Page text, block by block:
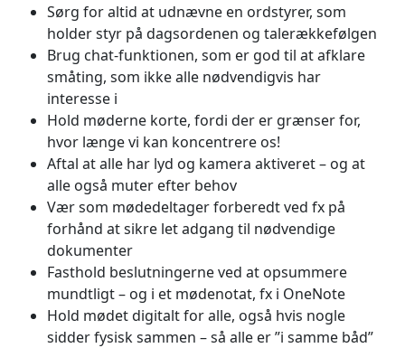
Sørg for altid at udnævne en ordstyrer, som
holder styr på dagsordenen og talerækkefølgen
Brug chat-funktionen, som er god til at afklare
småting, som ikke alle nødvendigvis har
interesse i
Hold møderne korte, fordi der er grænser for,
hvor længe vi kan koncentrere os!
Aftal at alle har lyd og kamera aktiveret – og at
alle også muter efter behov
Vær som mødedeltager forberedt ved fx på
forhånd at sikre let adgang til nødvendige
dokumenter
Fasthold beslutningerne ved at opsummere
mundtligt – og i et mødenotat, fx i OneNote
Hold mødet digitalt for alle, også hvis nogle
sidder fysisk sammen – så alle er ”i samme båd”